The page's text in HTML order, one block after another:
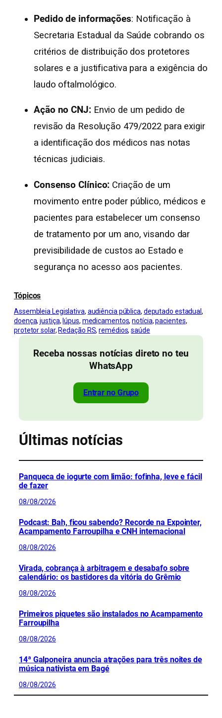
Pedido de informações: Notificação à
Secretaria Estadual da Saúde cobrando os
critérios de distribuição dos protetores
solares e a justificativa para a exigência do
laudo oftalmológico.
Ação no CNJ:Envio de um pedido de
revisão da Resolução 479/2022 para exigir
a identificação dos médicos nas notas
técnicas judiciais.
Consenso Clínico: Criação de um
movimento entre poder público, médicos e
pacientes para estabelecer um consenso
de tratamento por um ano, visando dar
previsibilidade de custos ao Estado e
segurança no acesso aos pacientes.
Tópicos
Assembleia Legislativa, audiência pública, deputado estadual
doença, justiça, lúpus, medicamentos, notícia, pacientes
protetor solar, Redação RS, remédios, saúde
Receba nossas notícias direto no teu
WhatsApp
Entrar no Grupo
Últimas notícias
Panqueca de iogurte com limão: fofinha, leve e fácil
de fazer
08/08/2026
Podcast: Bah, ficou sabendo? Recorde na Expointer,
Acampamento Farroupilha e CNH internacional
08/08/2026
Virada, cobrança à arbitragem e desabafo sobre
calendário: os bastidores da vitória do Grêmio
08/08/2026
Primeiros piquetes são instalados no Acampamento
Farroupilha
08/08/2026
14ª Galponeira anuncia atrações para três noites de
música nativista em Bagé
08/08/2026